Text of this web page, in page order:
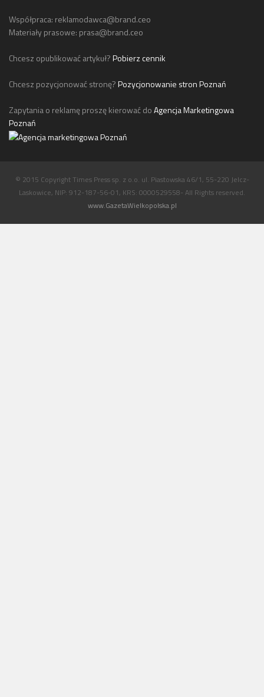
Współpraca: reklamodawca@brand.ceo
Materiały prasowe: prasa@brand.ceo
Chcesz opublikować artykuł?Pobierz cennik
Chcesz pozycjonować stronę?Pozycjonowanie stron Poznań
Zapytania o reklamę proszę kierować doAgencja Marketingowa
Poznań
© 2015 Copyright Times Press sp. z o.o. ul. Piastowska 46/1, 55-220 Jelcz-
Laskowice, NIP: 912-187-56-01, KRS: 0000529558- All Rights reserved.
www.GazetaWielkopolska.pl